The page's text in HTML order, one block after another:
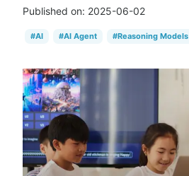
Published on: 2025-06-02
#AI #AI Agent #Reasoning Models